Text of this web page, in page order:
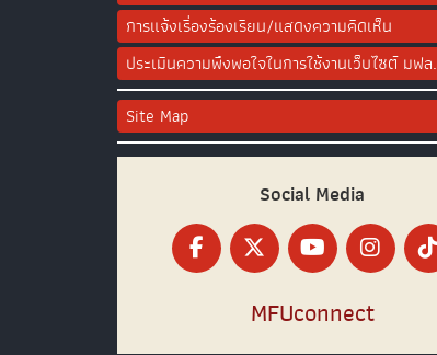
การแจ้งเรื่องร้องเรียน/แสดงความคิดเห็น
ประเมินความพึงพอใจในการใช้งานเว็บไซต์ มฟล.
Site Map
Social Media
MFUconnect